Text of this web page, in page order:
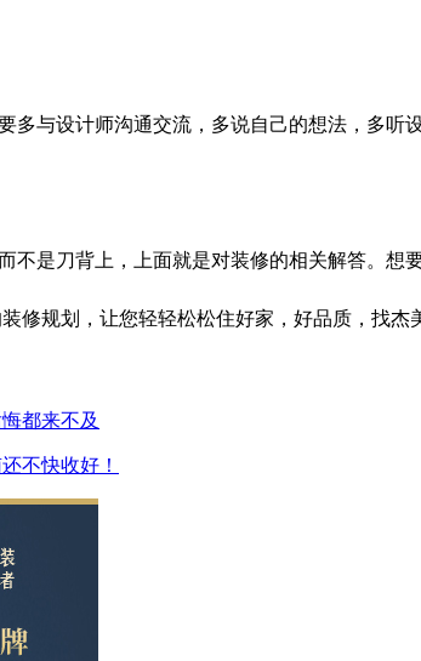
多与设计师沟通交流，多说自己的想法，多
不是刀背上，上面就是对装修的相关解答。想
修规划，让您轻轻松松住好家，好品质，找杰
都来不及
不快收好！